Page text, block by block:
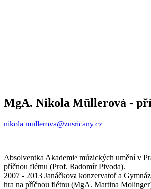
MgA. Nikola Müllerová -
nikola.mullerova@zusricany.cz
Absolventka Akademie múzických umění v
příčnou flétnu (Prof. Radomír Pivoda).
2007 - 2013 Janáčkova konzervatoř a
hra na příčnou flétnu (MgA. Martina